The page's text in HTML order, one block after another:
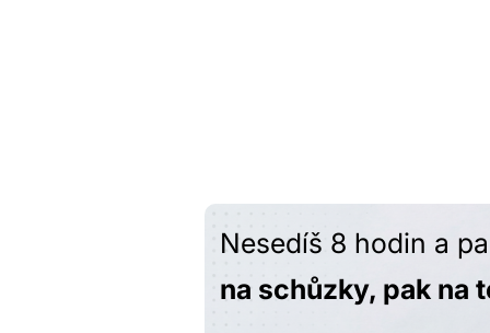
Nesedíš 8 hodin a
na schůzky, pak na